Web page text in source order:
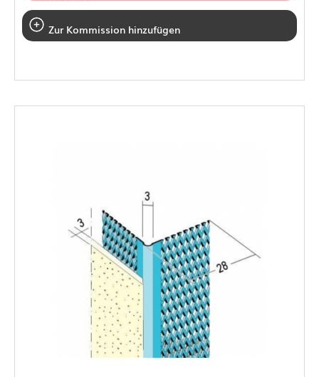
Zur Kommission hinzufügen